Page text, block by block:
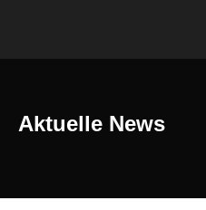
Aktuelle News